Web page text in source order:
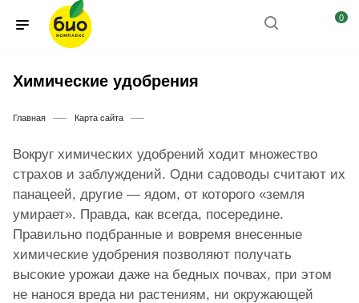
0
Химические удобрения
Главная — Карта сайта —
Вокруг химических удобрений ходит множество
страхов и заблуждений. Одни садоводы считают их
панацеей, другие — ядом, от которого «земля
умирает». Правда, как всегда, посередине.
Правильно подбранные и вовремя внесенные
химические удобрения позволяют получать
высокие урожаи даже на бедных почвах, при этом
не нанося вреда ни растениям, ни окружающей